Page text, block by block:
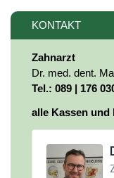
KONTAKT
Zahnarzt
Dr. med. dent.
Tel.: 089 | 176
alle Kassen und